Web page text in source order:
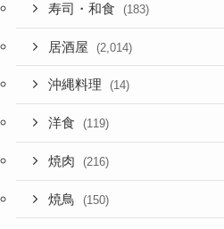
寿司・和食 (183)
居酒屋 (2,014)
沖縄料理 (14)
洋食 (119)
焼肉 (216)
焼鳥 (150)